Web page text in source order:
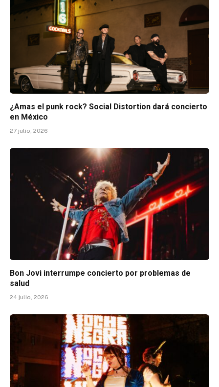
¿Amas el punk rock? Social Distortion dará concierto
en México
27 julio, 2026
Bon Jovi interrumpe concierto por problemas de
salud
24 julio, 2026